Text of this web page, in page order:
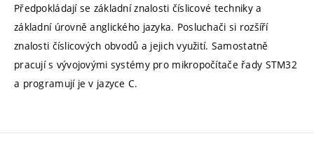
Předpokládají se základní znalosti číslicové techniky a
základní úrovně anglického jazyka. Posluchači si rozšíří
znalosti číslicových obvodů a jejich využití. Samostatně
pracují s vývojovými systémy pro mikropočítače řady STM32
a programují je v jazyce C.